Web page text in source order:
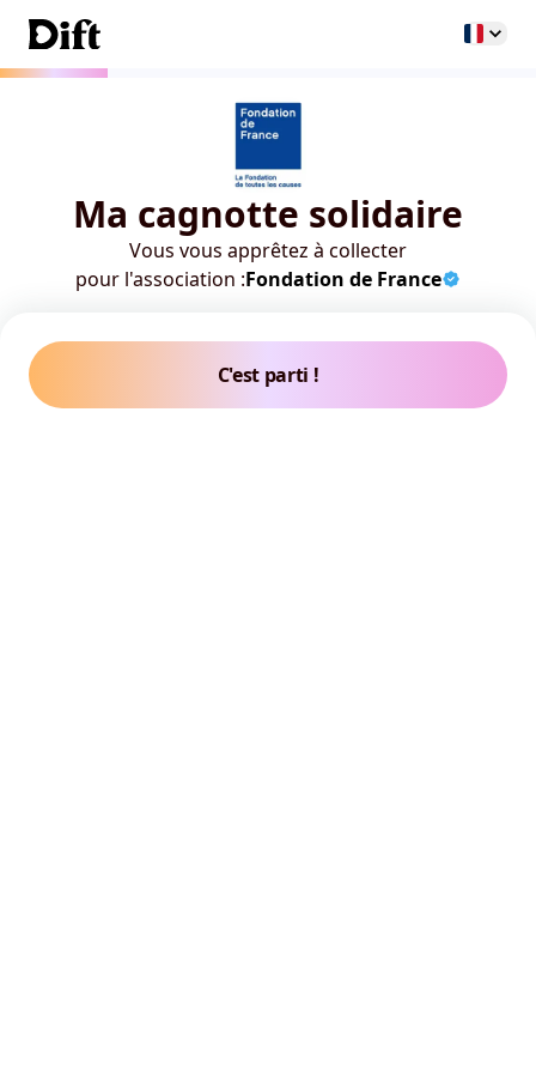
Ma cagnotte solidaire
Vous vous apprêtez à collecter
pour l'association :Fondation de France
C'est parti !